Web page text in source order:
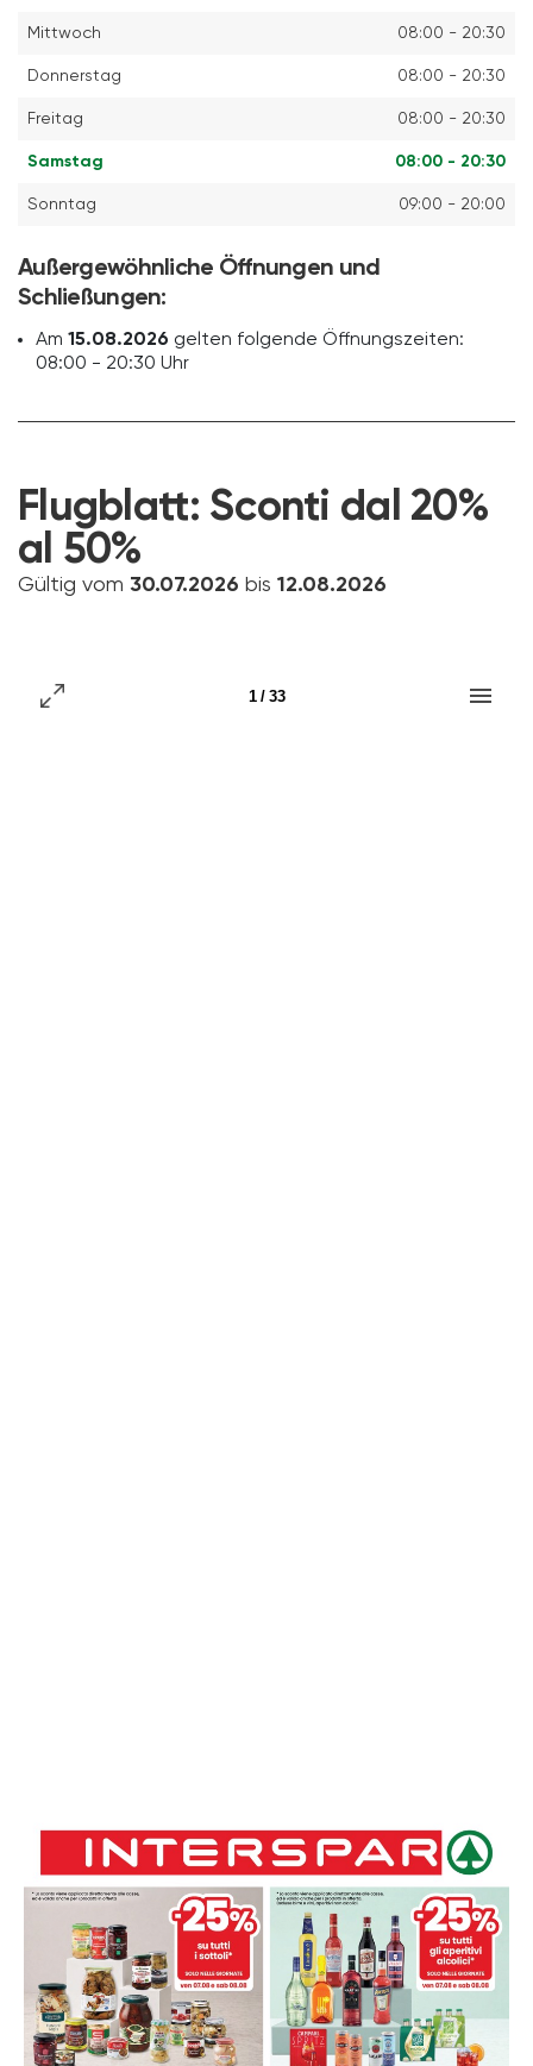
Mittwoch 08:00 - 20:30
Donnerstag 08:00 - 20:30
Freitag 08:00 - 20:30
Samstag 08:00 - 20:30
Sonntag 09:00 - 20:00
Außergewöhnliche Öffnungen und
Schließungen:
Am 15.08.2026 gelten folgende Öffnungszeiten:
08:00 - 20:30 Uhr
Flugblatt: Sconti dal 20%
al 50%
Gültig vom 30.07.2026 bis 12.08.2026